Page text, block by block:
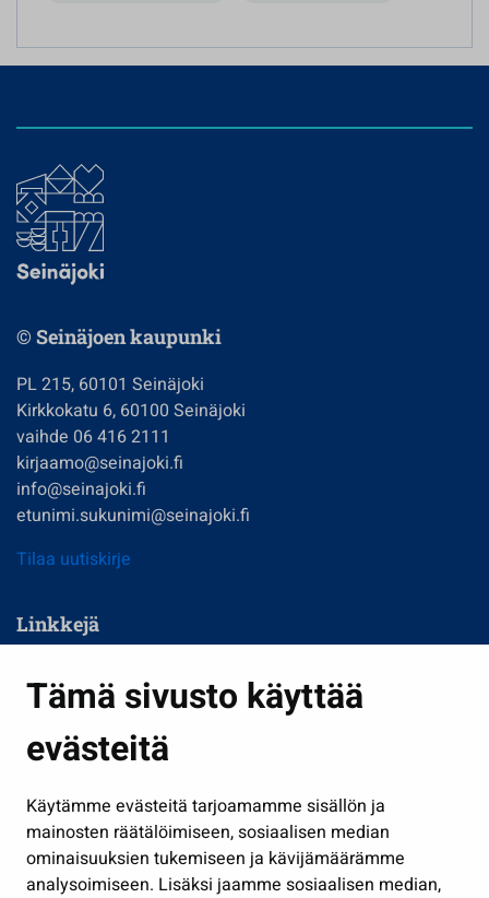
Tämä sivusto käyttää
evästeitä
Käytämme evästeitä tarjoamamme sisällön ja
mainosten räätälöimiseen, sosiaalisen median
ominaisuuksien tukemiseen ja kävijämäärämme
analysoimiseen. Lisäksi jaamme sosiaalisen median,
© Seinäjoen kaupunki
PL 215, 60101 Seinäjoki
Kirkkokatu 6, 60100 Seinäjoki
vaihde 06 416 2111
kirjaamo@seinajoki.fi
info@seinajoki.fi
etunimi.sukunimi@seinajoki.fi
Tilaa uutiskirje
Linkkejä
Kasvatus ja opetus
Kulttuuri ja liikunta
Työ ja yrittäminen
Osallistu ja asioi